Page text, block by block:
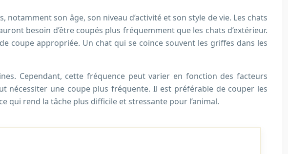
son âge, son niveau d’activité et son style de vie. Les chats
besoin d’être coupés plus fréquemment que les chats d’extérieur.
coupe appropriée. Un chat qui se coince souvent les griffes dans les
Cependant, cette fréquence peut varier en fonction des facteurs
nécessiter une coupe plus fréquente. Il est préférable de couper les
qui rend la tâche plus difficile et stressante pour l’animal.